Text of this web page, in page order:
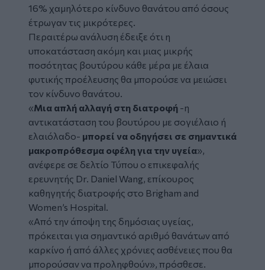
16% χαμηλότερο κίνδυνο θανάτου από όσους
έτρωγαν τις μικρότερες.
Περαιτέρω ανάλυση έδειξε ότι η
υποκατάσταση ακόμη και μιας μικρής
ποσότητας βουτύρου κάθε μέρα με έλαια
φυτικής προέλευσης θα μπορούσε να μειώσει
τον κίνδυνο θανάτου.
«Μια απλή αλλαγή στη διατροφή -η
αντικατάσταση του βουτύρου με σογιέλαιο ή
ελαιόλαδο- μπορεί να οδηγήσει σε σημαντικά
μακροπρόθεσμα οφέλη για την υγεία»,
ανέφερε σε δελτίο Τύπου ο επικεφαλής
ερευνητής Dr. Daniel Wang, επίκουρος
καθηγητής διατροφής στο Brigham and
Women’s Hospital.
«Από την άποψη της δημόσιας υγείας,
πρόκειται για σημαντικό αριθμό θανάτων από
καρκίνο ή από άλλες χρόνιες ασθένειες που θα
μπορούσαν να προληφθούν», πρόσθεσε.